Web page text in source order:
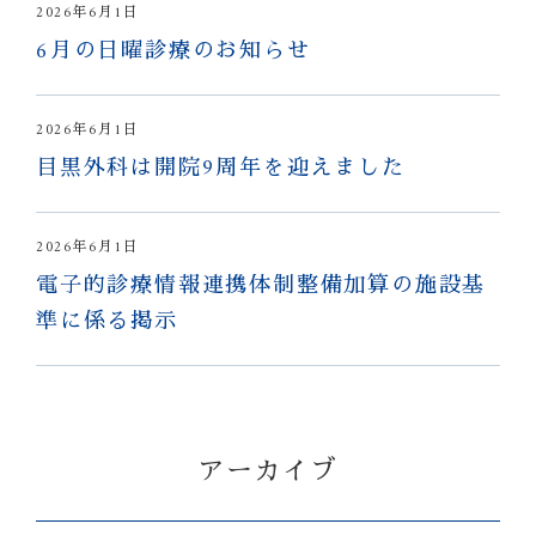
2026年6月1日
6月の日曜診療のお知らせ
2026年6月1日
目黒外科は開院9周年を迎えました
2026年6月1日
電子的診療情報連携体制整備加算の施設基
準に係る掲示
アーカイブ